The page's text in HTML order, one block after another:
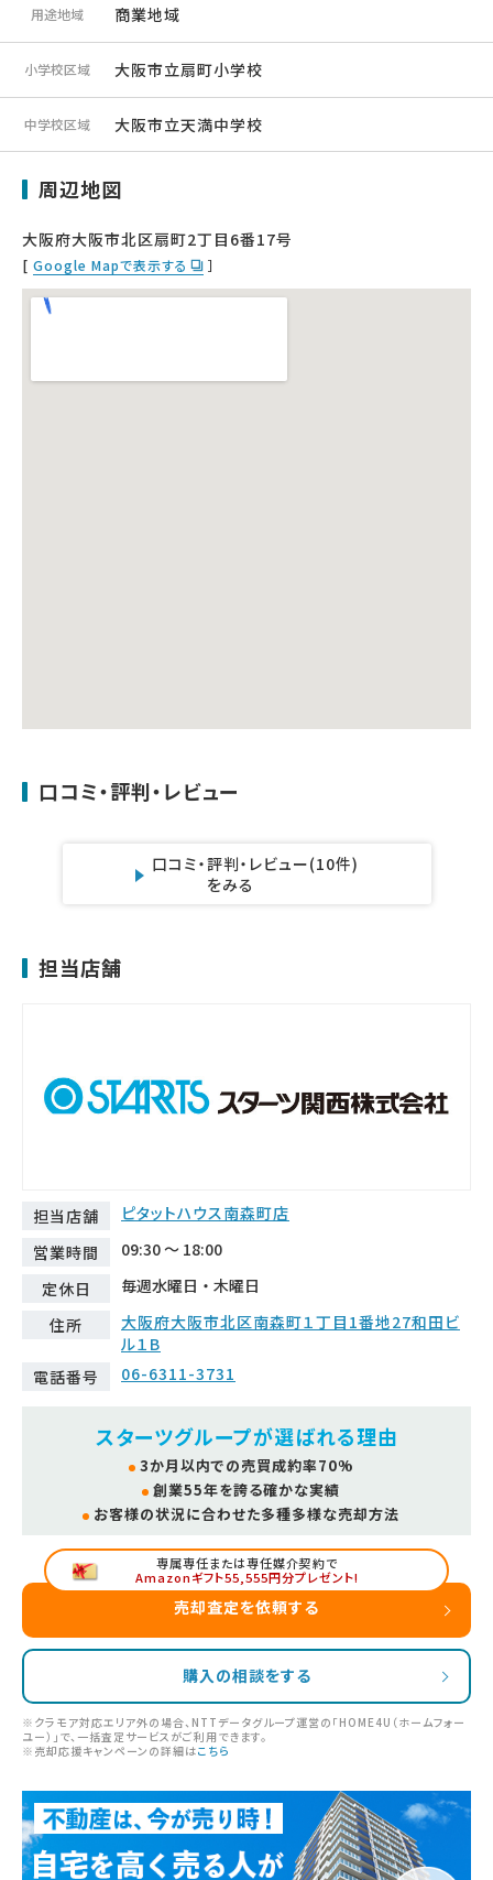
用途地域 商業地域
小学校区域 大阪市立扇町小学校
中学校区域 大阪市立天満中学校
周辺地図
大阪府大阪市北区扇町2丁目6番17号
[ Google Mapで表示する ］
口コミ・評判・レビュー
口コミ・評判・レビュー
をみる
(10件)
担当店舗
担当店舗
ピタットハウス南森町店
営業時間
09:30 ～ 18:00
定休日
毎週水曜日・木曜日
住所
大阪府大阪市北区南森町１丁目1番地27和田ビ
ル１B
電話番号
06-6311-3731
スターツグループが選ばれる理由
3か月以内での売買成約率70%
創業55年を誇る確かな実績
お客様の状況に合わせた多種多様な売却方法
専属専任または専任媒介契約で
Amazonギフト55,555円分プレゼント!
売却査定を依頼する
購入の相談をする
※クラモア対応エリア外の場合、NTTデータグループ運営の「HOME4U（ホームフォー
ユー）」で、一括査定サービスがご利用できます。
※売却応援キャンペーンの詳細はこちら